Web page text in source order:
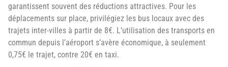
garantissent souvent des réductions attractives. Pour les
déplacements sur place, privilégiez les bus locaux avec des
trajets inter-villes à partir de 8€. L’utilisation des transports en
commun depuis l’aéroport s’avère économique, à seulement
0,75€ le trajet, contre 20€ en taxi.